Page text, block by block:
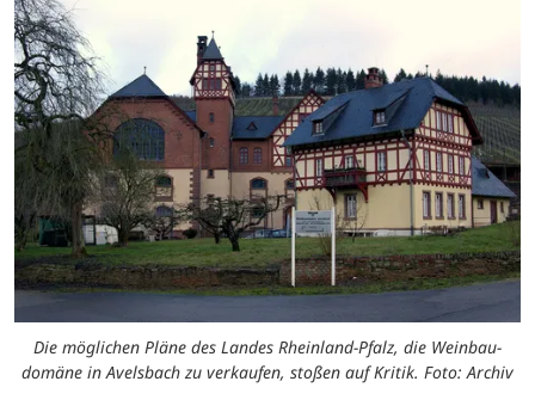
Die möglichen Pläne des Landes Rheinland-Pfalz, die Weinbau-
domäne in Avelsbach zu verkaufen, stoßen auf Kritik. Foto: Archiv